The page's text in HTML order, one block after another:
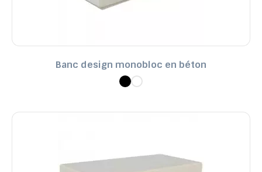
Banc design monobloc en béton